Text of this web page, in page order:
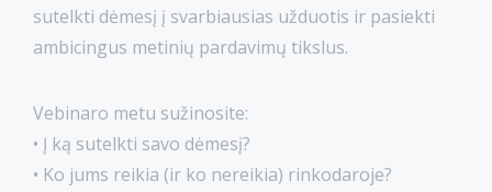
sutelkti dėmesį į svarbiausias užduotis ir pasiekti
ambicingus metinių pardavimų tikslus.
Vebinaro metu sužinosite:
• Į ką sutelkti savo dėmesį?
• Ko jums reikia (ir ko nereikia) rinkodaroje?